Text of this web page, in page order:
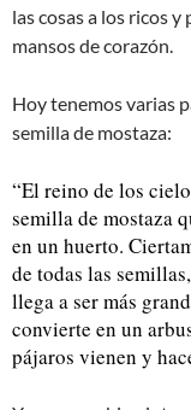
las cosas a los ricos
mansos de corazón.
Hoy tenemos varias
semilla de mostaza:
“El reino de los
semilla de mostaza
en un huerto.
de todas las
llega a ser más
convierte en un
pájaros vienen y